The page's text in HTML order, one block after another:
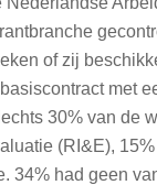
of zij
met
30% van de
(RI&E),
34% had geen